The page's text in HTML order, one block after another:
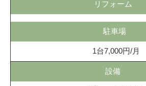
リフォーム
駐車場
1台7,000円/月
設備